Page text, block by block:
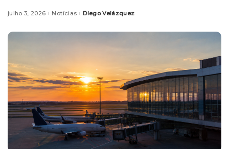
julho 3, 2026 NotíciasPosted
Diego Velázquez